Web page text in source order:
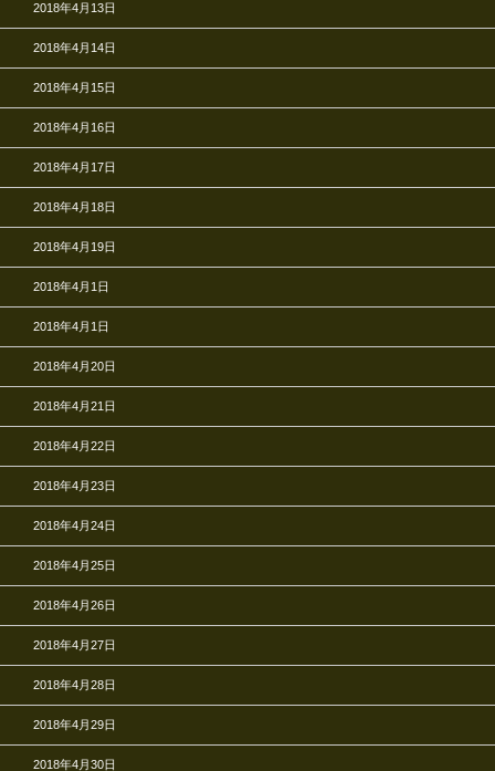
2018年4月13日
2018年4月14日
2018年4月15日
2018年4月16日
2018年4月17日
2018年4月18日
2018年4月19日
2018年4月1日
2018年4月1日
2018年4月20日
2018年4月21日
2018年4月22日
2018年4月23日
2018年4月24日
2018年4月25日
2018年4月26日
2018年4月27日
2018年4月28日
2018年4月29日
2018年4月30日